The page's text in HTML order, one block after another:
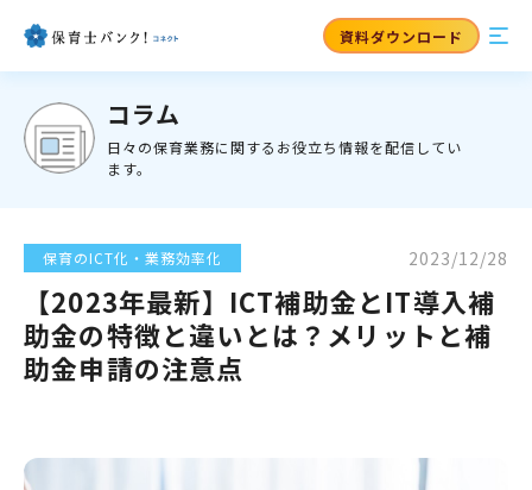
資料ダウンロード
コラム
日々の保育業務に関するお役立ち情報を配信してい
ます。
保育のICT化・業務効率化 2023/12/28
【2023年最新】ICT補助金とIT導入補
助金の特徴と違いとは？メリットと補
助金申請の注意点